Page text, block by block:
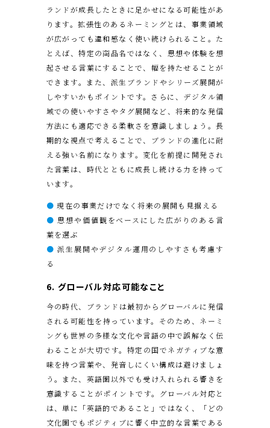
ランドが成長したときに足かせになる可能性があ
ります。拡張性のあるネーミングとは、事業領域
が広がっても違和感なく使い続けられること。た
とえば、特定の商品名ではなく、思想や体験を想
起させる言葉にすることで、幅を持たせることが
できます。また、派生ブランドやシリーズ展開が
しやすいかもポイントです。さらに、デジタル領
域での使いやすさやタグ展開など、将来的な発信
方法にも適応できる柔軟さを意識しましょう。長
期的な視点で考えることで、ブランドの進化に耐
える強い名前になります。変化を前提に開発され
た言葉は、時代とともに成長し続ける力を持って
います。
● 現在の事業だけでなく将来の展開も見据える
● 思想や価値観をベースにした広がりのある言
葉を選ぶ
● 派生展開やデジタル運用のしやすさも考慮す
る
6. グローバル対応可能なこと
今の時代、ブランドは最初からグローバルに発信
される可能性を持っています。そのため、ネーミ
ングも世界の多様な文化や言語の中で誤解なく伝
わることが大切です。特定の国でネガティブな意
味を持つ言葉や、発音しにくい構成は避けましょ
う。また、英語圏以外でも受け入れられる響きを
意識することがポイントです。グローバル対応と
は、単に「英語的であること」ではなく、「どの
文化圏でもポジティブに響く中立的な言葉である